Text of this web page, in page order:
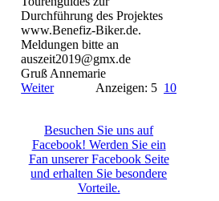
Durchführung des Projektes
www.Benefiz-Biker.de.
Meldungen bitte an
auszeit2019@gmx.de
Gruß Annemarie
Weiter
Anzeigen: 5 10
Besuchen Sie uns auf
Facebook! Werden Sie ein
Fan unserer Facebook Seite
und erhalten Sie besondere
Vorteile.